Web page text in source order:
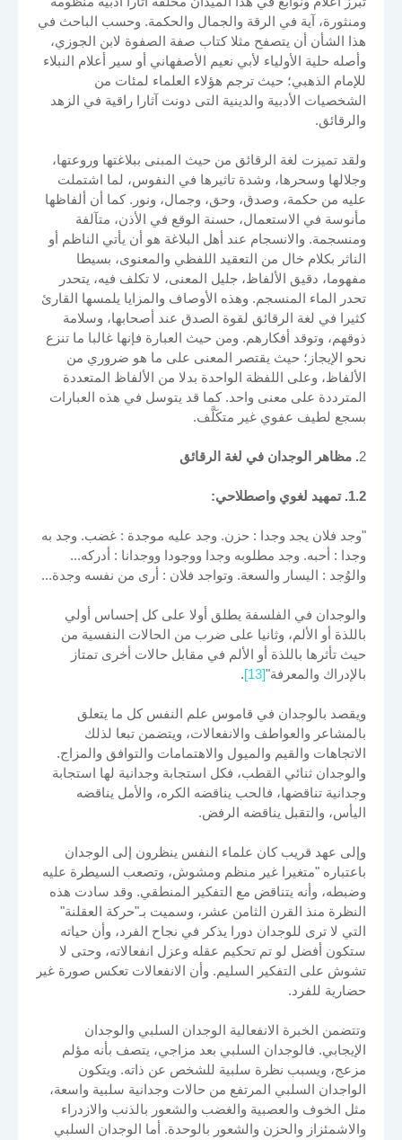
ومنثورة، آية في الرقة والجمال والحكمة. وحسب الباحث في
هذا الشأن أن يتصفح مثلا كتاب صفة الصفوة لابن الجوزي،
وأصله حلية الأولياء لأبي نعيم الأصفهاني أو سير أعلام النبلاء
للإمام الذهبي؛ حيث ترجم هؤلاء العلماء لمئات من
الشخصيات الأدبية والدينية التى دونت آثارا راقية في الزهد
والرقائق.
ولقد تميزت لغة الرقائق من حيث المبنى ببلاغتها وروعتها،
وجلالها وسحرها، وشدة تاثيرها في النفوس، لما اشتملت
عليه من حكمة، وصدق، وحق، وجمال، ونور. كما أن ألفاظها
مأنوسة في الاستعمال، حسنة الوقع في الأذن، متآلفة
ومنسجمة. والانسجام عند أهل البلاغة هو أن يأتي الناظم أو
الناثر بكلام خال من التعقيد اللفظي والمعنوى، بسيطا
مفهوما، دقيق الألفاظ، جليل المعنى، لا تكلف فيه، يتحدر
تحدر الماء المنسجم. وهذه الأوصاف والمزايا يلمسها القارئ
كثيرا في لغة الرقائق لقوة الصدق عند أصحابها، وسلامة
ذوقهم، وتوقد أفكارهم. ومن حيث العبارة فإنها غالبا ما تنزع
نحو الإيجاز؛ حيث يقتصر المعنى على ما هو ضروري من
الألفاظ، وعلى اللفظة الواحدة بدلا من الألفاظ المتعددة
المترددة على معنى واحد. كما قد يتوسل في هذه العبارات
بسجع لطيف عفوي غير متكَلَّف.
2. مظاهر الوجدان في لغة الرقائق
1.2. تمهيد لغوي واصطلاحي:
"وجد فلان يجد وجدا : حزن. وجد عليه موجدة : غضب. وجد به
وجدا : أحبه. وجد مطلوبه وجدا ووجودا ووجدانا : أدركه...
والوُجد : اليسار والسعة. وتواجد فلان : أرى من نفسه وجدة...
والوجدان في الفلسفة يطلق أولا على كل إحساس أولي
باللذة أو الألم، وثانيا على ضرب من الحالات النفسية من
حيث تأثرها باللذة أو الألم في مقابل حالات أخرى تمتاز
بالإدراك والمعرفة"[13]
.
ويقصد بالوجدان في قاموس علم النفس كل ما يتعلق
بالمشاعر والعواطف والانفعالات، ويتضمن تبعا لذلك
الاتجاهات والقيم والميول والاهتمامات والتوافق والمزاج.
والوجدان ثنائي القطب، فكل استجابة وجدانية لها استجابة
وجدانية تناقضها، فالحب يناقضه الكره، والأمل يناقضه
اليأس، والتقبل يناقضه الرفض.
وإلى عهد قريب كان علماء النفس ينظرون إلى الوجدان
باعتباره "متغيرا غير منظم ومشوش، وتصعب السيطرة عليه
وضبطه، وأنه يتناقض مع التفكير المنطقي. وقد سادت هذه
النظرة منذ القرن الثامن عشر، وسميت بـ"حركة العقلنة"
التي لا ترى للوجدان دورا يذكر في نجاح الفرد، وأن حياته
ستكون أفضل لو تم تحكيم عقله وعزل انفعالاته، وحتى لا
تشوش على التفكير السليم. وأن الانفعالات تعكس صورة غير
حضارية للفرد.
وتتضمن الخبرة الانفعالية الوجدان السلبي والوجدان
الإيجابي. فالوجدان السلبي بعد مزاجي، يتصف بأنه مؤلم
مزعج، ويسبب نظرة سلبية للشخص عن ذاته. ويتكون
الواجدان السلبي المرتفع من حالات وجدانية سلبية واسعة،
مثل الخوف والعصبية والغضب والشعور بالذنب والازدراء
والاشمئزاز والحزن والشعور بالوحدة. أما الوجدان السلبي